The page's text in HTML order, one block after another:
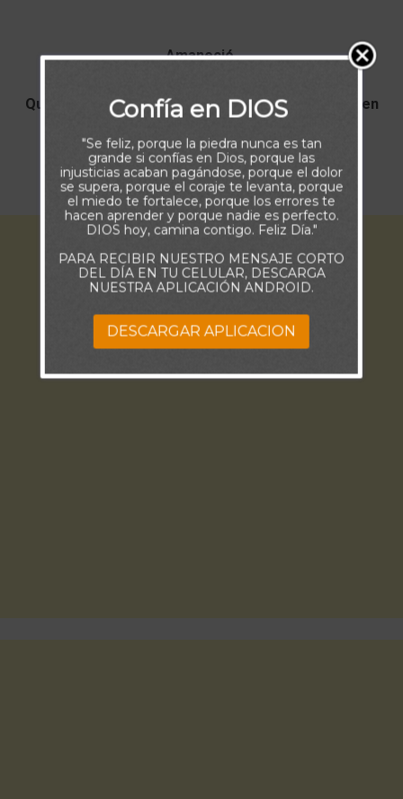
Amaneció.
Que tengas un día hermoso, rico en bendiciones, en
Buenos Días
Confía en DIOS
"Se feliz, porque la piedra nunca es tan
grande si confías en Dios, porque las
injusticias acaban pagándose, porque el dolor
se supera, porque el coraje te levanta, porque
el miedo te fortalece, porque los errores te
hacen aprender y porque nadie es perfecto.
DIOS hoy, camina contigo. Feliz Día."
PARA RECIBIR NUESTRO MENSAJE CORTO
DEL DÍA EN TU CELULAR, DESCARGA
NUESTRA APLICACIÓN ANDROID.
DESCARGAR APLICACION